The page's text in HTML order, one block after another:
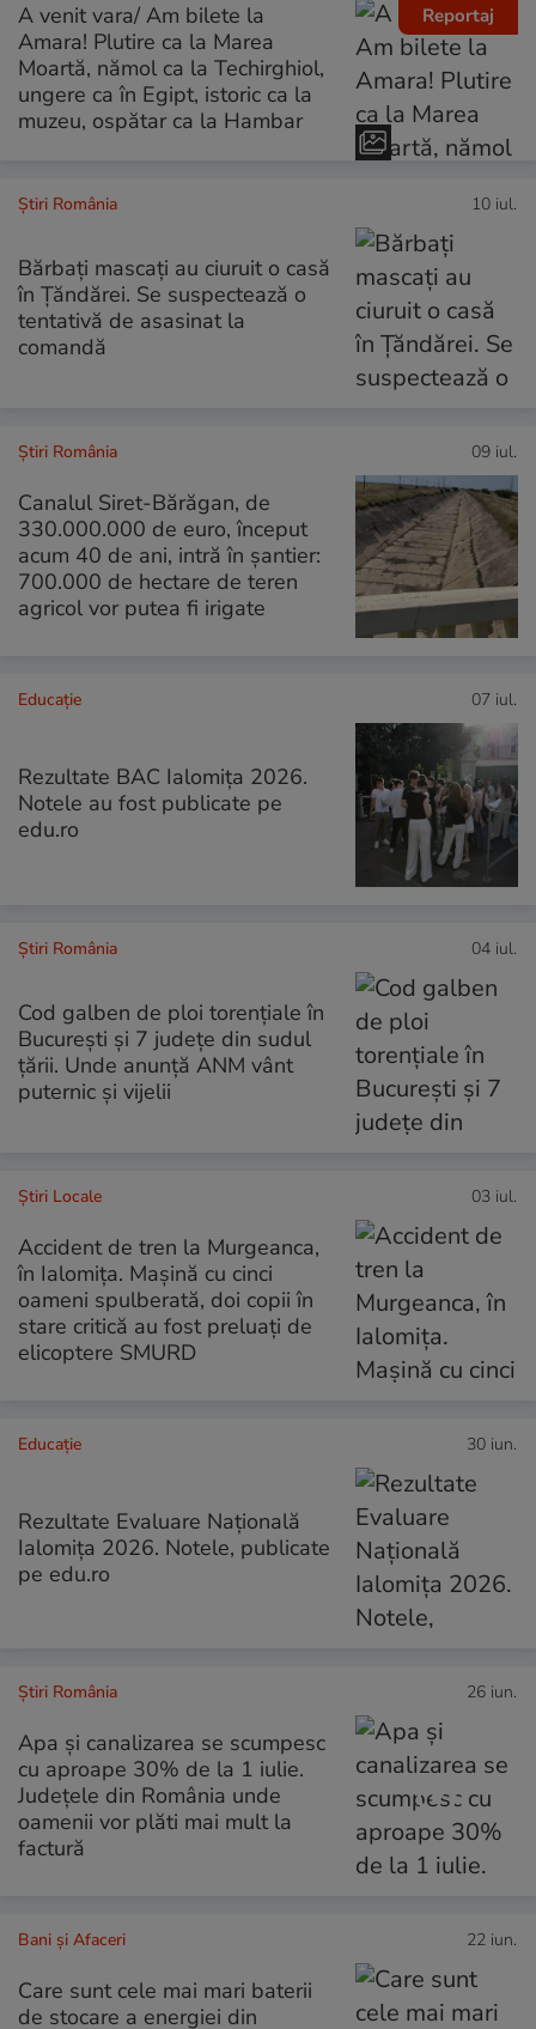
Reportaj
A venit vara/ Am bilete la
Amara! Plutire ca la Marea
Moartă, nămol ca la Techirghiol,
ungere ca în Egipt, istoric ca la
muzeu, ospătar ca la Hambar
Știri România 10 iul.
Bărbați mascați au ciuruit o casă
în Țăndărei. Se suspectează o
tentativă de asasinat la
comandă
Știri România 09 iul.
Canalul Siret-Bărăgan, de
330.000.000 de euro, început
acum 40 de ani, intră în șantier:
700.000 de hectare de teren
agricol vor putea fi irigate
Educație 07 iul.
Rezultate BAC Ialomiţa 2026.
Notele au fost publicate pe
edu.ro
Știri România 04 iul.
Cod galben de ploi torențiale în
București și 7 județe din sudul
țării. Unde anunță ANM vânt
puternic și vijelii
Știri Locale 03 iul.
Accident de tren la Murgeanca,
în Ialomița. Mașină cu cinci
oameni spulberată, doi copii în
stare critică au fost preluați de
elicoptere SMURD
Educație 30 iun.
Rezultate Evaluare Națională
Ialomiţa 2026. Notele, publicate
pe edu.ro
Știri România 26 iun.
Apa și canalizarea se scumpesc
cu aproape 30% de la 1 iulie.
Județele din România unde
oamenii vor plăti mai mult la
factură
Bani și Afaceri 22 iun.
Care sunt cele mai mari baterii
de stocare a energiei din